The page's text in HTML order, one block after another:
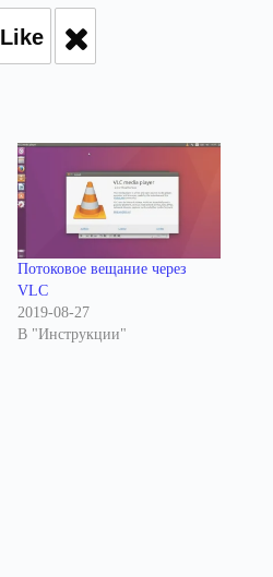
Like
Потоковое вещание через
VLC
2019-08-27
В "Инструкции"